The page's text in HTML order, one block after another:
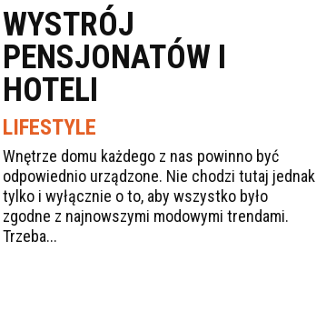
WYSTRÓJ
PENSJONATÓW I
HOTELI
LIFESTYLE
Wnętrze domu każdego z nas powinno być
odpowiednio urządzone. Nie chodzi tutaj jednak
tylko i wyłącznie o to, aby wszystko było
zgodne z najnowszymi modowymi trendami.
Trzeba...